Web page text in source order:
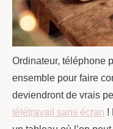
Ordinateur, téléphone
ensemble pour faire
deviendront de vrais
télétravail sans écran !